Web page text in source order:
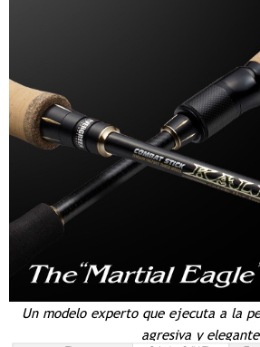
Un modelo experto que ejecuta a la
agresiva y